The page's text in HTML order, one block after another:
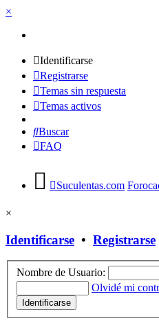
×
Identificarse
Registrarse
Temas sin respuesta
Temas activos
Buscar
FAQ
Suculentas.com
×
Identificarse • Registrarse
Nombre de Usuario:
Olvidé mi